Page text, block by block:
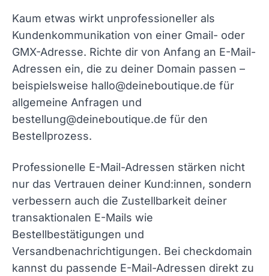
Kaum etwas wirkt unprofessioneller als
Kundenkommunikation von einer Gmail- oder
GMX-Adresse. Richte dir von Anfang an E-Mail-
Adressen ein, die zu deiner Domain passen –
beispielsweise hallo@deineboutique.de für
allgemeine Anfragen und
bestellung@deineboutique.de für den
Bestellprozess.
Professionelle E-Mail-Adressen stärken nicht
nur das Vertrauen deiner Kund:innen, sondern
verbessern auch die Zustellbarkeit deiner
transaktionalen E-Mails wie
Bestellbestätigungen und
Versandbenachrichtigungen. Bei checkdomain
kannst du passende E-Mail-Adressen direkt zu